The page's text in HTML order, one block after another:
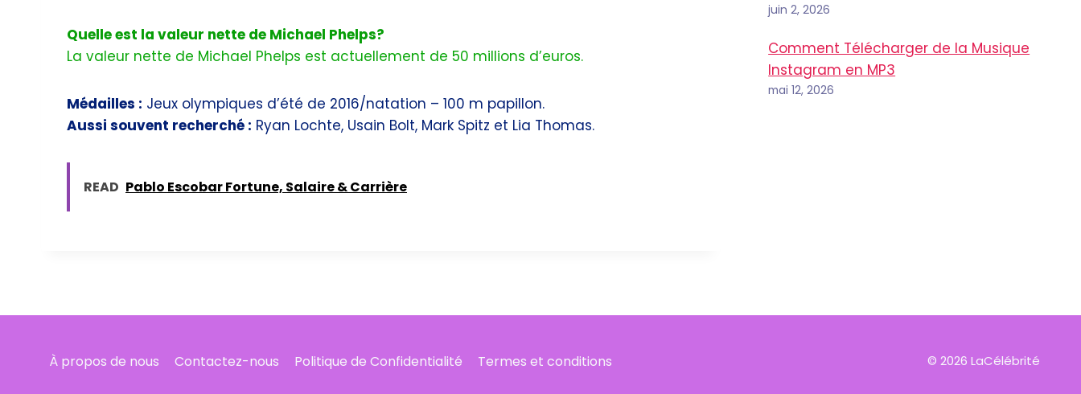
Quelle est la valeur nette de Michael Phelps?
La valeur nette de Michael Phelps est actuellement de 50 millions d’euros.
Médailles : Jeux olympiques d’été de 2016/natation – 100 m papillon.
Aussi souvent recherché : Ryan Lochte, Usain Bolt, Mark Spitz et Lia Thomas.
READ Pablo Escobar Fortune, Salaire & Carrière
juin 2, 2026
Comment Télécharger de la Musique
Instagram en MP3
mai 12, 2026
À propos de nous Contactez-nous Politique de Confidentialité Termes et conditions © 2026 LaCélébrité